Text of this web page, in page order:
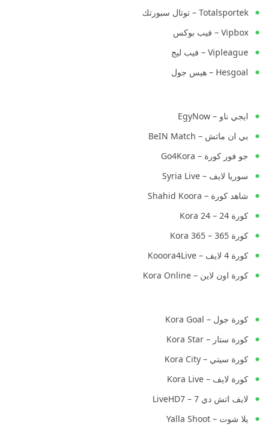
Totalsportek – توتال سبورتك
Vipbox – فيب بوكس
Vipleague – فيب ليج
Hesgoal – هيس جول
ايجي ناو – EgyNow
بي ان ماتش – BeIN Match
جو فور كورة – Go4Kora
سوريا لايف – Syria Live
شاهد كورة – Shahid Koora
كورة 24 – Kora 24
كورة 365 – Kora 365
كورة 4 لايف – Kooora4Live
كورة اون لاين – Kora Online
كورة جول – Kora Goal
كورة ستار – Kora Star
كورة سيتي – Kora City
كورة لايف – Kora Live
لايف اتش دي 7 – LiveHD7
يلا شوت – Yalla Shoot